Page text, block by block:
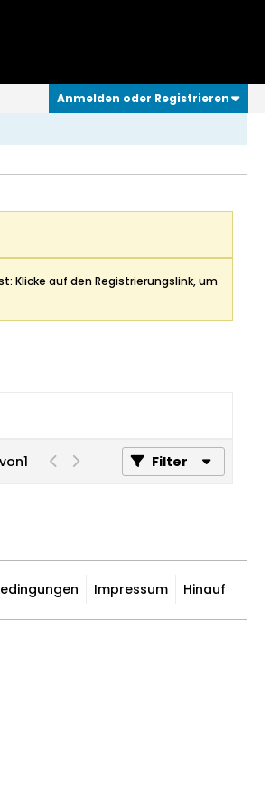
Anmelden oder Registrieren
Klicke auf den Registrierungslink, um
von1 Filter
Impressum Hinauf